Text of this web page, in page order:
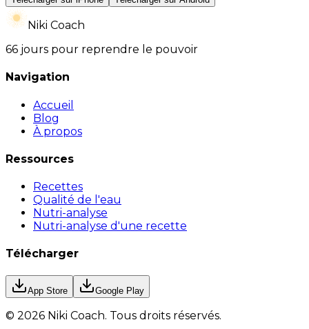
Niki Coach
66 jours pour reprendre le pouvoir
Navigation
Accueil
Blog
À propos
Ressources
Recettes
Qualité de l'eau
Nutri-analyse
Nutri-analyse d'une recette
Télécharger
App Store Google Play
© 2026 Niki Coach. Tous droits réservés.